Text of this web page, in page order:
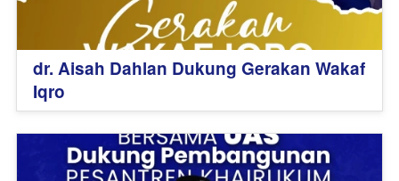
dr. Aisah Dahlan Dukung Gerakan Wakaf
Iqro